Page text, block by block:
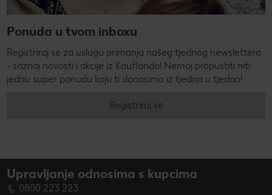
Ponuda u tvom inboxu
Registriraj se za uslugu primanja našeg tjednog newslettera
- saznaj novosti i akcije iz Kauflanda! Nemoj propustiti niti
jednu super ponudu koju ti donosimo iz tjedna u tjedan!
Registriraj se
Upravljanje odnosima s kupcima
0800 223 223